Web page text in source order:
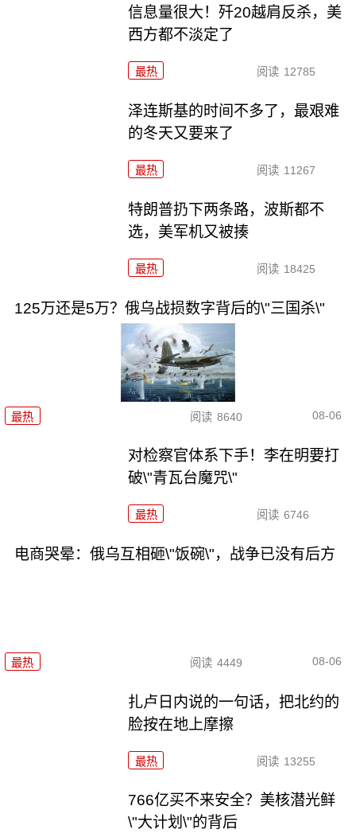
信息量很大！歼20越肩反杀，美
西方都不淡定了
最热 阅读 12785
泽连斯基的时间不多了，最艰难
的冬天又要来了
最热 阅读 11267
特朗普扔下两条路，波斯都不
选，美军机又被揍
最热 阅读 18425
125万还是5万？俄乌战损数字背后的\"三国杀\"
最热 阅读 8640 08-06
对检察官体系下手！李在明要打
破\"青瓦台魔咒\"
最热 阅读 6746
电商哭晕：俄乌互相砸\"饭碗\"，战争已没有后方
最热 阅读 4449 08-06
扎卢日内说的一句话，把北约的
脸按在地上摩擦
最热 阅读 13255
766亿买不来安全？美核潜光鲜
\"大计划\"的背后